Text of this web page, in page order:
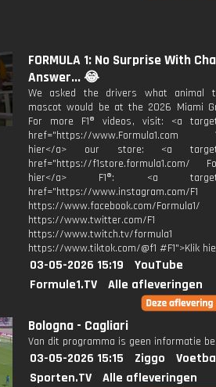
FORMULA 1: No Surprise With
Answer... 😂
We asked the drivers what animal
mascot would be at the 2026 Miami
For more F1® videos, visit: <a
href="https://www.Formula1.com
hier</a> our store: <a
href="https://f1store.formula1.com/
hier</a> F1®: <a
href="https://www.instagram.com/F1
https://www.facebook.com/Formula1/
https://www.twitter.com/F1
https://www.twitch.tv/formula1
https://www.tiktok.com/@f1 #F1">Klik
03-05-2026 15:19
YouTube
Formule1.TV
Alle afleveringen
Bologna - Cagliari
Van dit programma is geen informatie
03-05-2026 15:15 Ziggo
Sporten.TV
Alle afleveringen